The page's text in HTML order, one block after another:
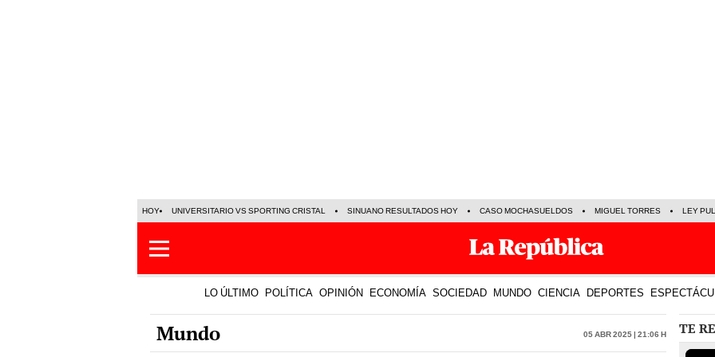
HOY UNIVERSITARIO VS SPORTING CRISTAL SINUANO RESULTADOS HOY CASO MOCHASUELDOS MIGUEL TORRES LEY
LO ÚLTIMO POLÍTICA OPINIÓN ECONOMÍA SOCIEDAD MUNDO CIENCIA DEPORTES
Mundo 05 Abr 2025 | 21:06 h TE